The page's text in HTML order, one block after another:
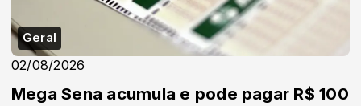
Geral
02/08/2026
Mega Sena acumula e pode pagar R$ 100